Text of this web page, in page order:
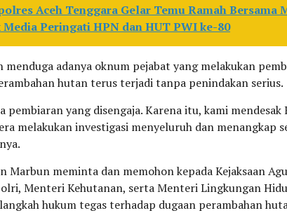
Aceh Tenggara Gelar Temu Ramah Bersama
Media Peringati HPN dan HUT PWI ke-80
menduga adanya oknum pejabat yang melakukan
hutan terus terjadi tanpa penindakan serius.
pembiaran yang disengaja. Karena itu, kami mendesak
melakukan investigasi menyeluruh dan menangkap
Marbun meminta dan memohon kepada Kejaksaan
Menteri Kehutanan, serta Menteri Lingkungan
hukum tegas terhadap dugaan perambahan